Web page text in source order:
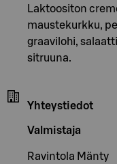
Laktoositon
maustekurkku,
graavilohi,
sitruuna.
Yhteystiedot
Valmistaja
Ravintola Mänty